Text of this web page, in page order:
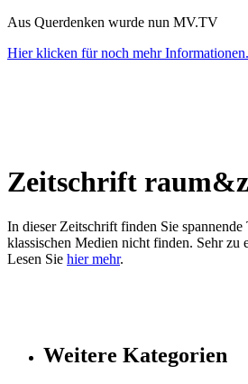
Aus Querdenken wurde nun MV.TV
Hier klicken für noch mehr Informationen.
Zeitschrift
In dieser Zeitschrift finden Sie spannende
klassischen Medien nicht finden. Sehr zu
Lesen Sie hier mehr.
Weitere Kategorien